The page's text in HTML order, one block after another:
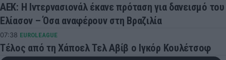
ΑΕΚ: Η Ιντερνασιονάλ έκανε πρόταση για δανεισμό του
Ελίασον – Όσα αναφέρουν στη Βραζιλία
07:38 EUROLEAGUE
Τέλος από τη Χάποελ Τελ Αβίβ ο Ιγκόρ Κουλέτσοφ